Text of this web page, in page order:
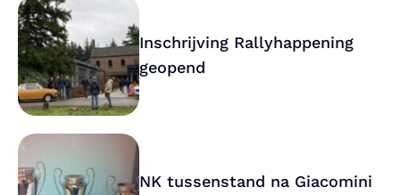
Inschrijving Rallyhappening
geopend
NK tussenstand na Giacomini